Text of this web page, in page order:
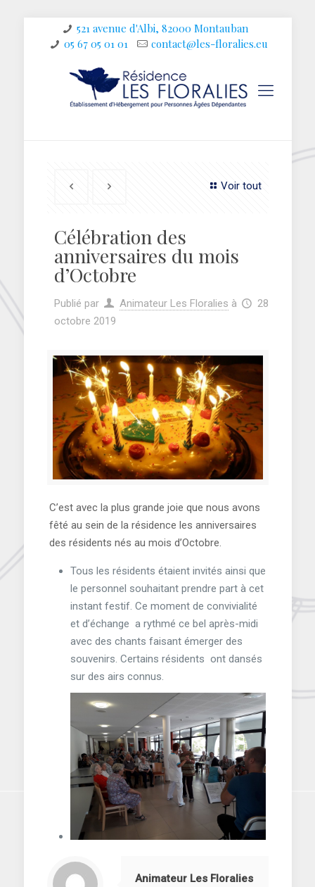
521 avenue d'Albi, 82000 Montauban
05 67 05 01 01
contact@les-floralies.eu
Voir tout
Célébration des
anniversaires du mois
d’Octobre
Publié par Animateur Les Floralies à
28
octobre 2019
C’est avec la plus grande joie que nous avons
fêté au sein de la résidence les anniversaires
des résidents nés au mois d’Octobre.
Tous les résidents étaient invités ainsi que
le personnel souhaitant prendre part à cet
instant festif. Ce moment de convivialité
et d’échange a rythmé ce bel après-midi
avec des chants faisant émerger des
souvenirs. Certains résidents ont dansés
sur des airs connus.
Animateur Les Floralies